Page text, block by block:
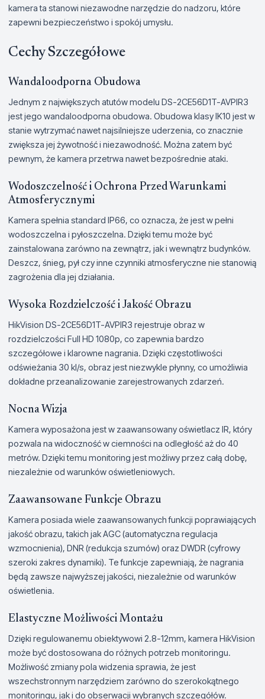
kamera ta stanowi niezawodne narzędzie do nadzoru, które
zapewni bezpieczeństwo i spokój umysłu.
Cechy Szczegółowe
Wandaloodporna Obudowa
Jednym z największych atutów modelu DS-2CE56D1T-AVPIR3
jest jego wandaloodporna obudowa. Obudowa klasy IK10 jest w
stanie wytrzymać nawet najsilniejsze uderzenia, co znacznie
zwiększa jej żywotność i niezawodność. Można zatem być
pewnym, że kamera przetrwa nawet bezpośrednie ataki.
Wodoszczelność i Ochrona Przed Warunkami
Atmosferycznymi
Kamera spełnia standard IP66, co oznacza, że jest w pełni
wodoszczelna i pyłoszczelna. Dzięki temu może być
zainstalowana zarówno na zewnątrz, jak i wewnątrz budynków.
Deszcz, śnieg, pył czy inne czynniki atmosferyczne nie stanowią
zagrożenia dla jej działania.
Wysoka Rozdzielczość i Jakość Obrazu
HikVision DS-2CE56D1T-AVPIR3 rejestruje obraz w
rozdzielczości Full HD 1080p, co zapewnia bardzo
szczegółowe i klarowne nagrania. Dzięki częstotliwości
odświeżania 30 kl/s, obraz jest niezwykle płynny, co umożliwia
dokładne przeanalizowanie zarejestrowanych zdarzeń.
Nocna Wizja
Kamera wyposażona jest w zaawansowany oświetlacz IR, który
pozwala na widoczność w ciemności na odległość aż do 40
metrów. Dzięki temu monitoring jest możliwy przez całą dobę,
niezależnie od warunków oświetleniowych.
Zaawansowane Funkcje Obrazu
Kamera posiada wiele zaawansowanych funkcji poprawiających
jakość obrazu, takich jak AGC (automatyczna regulacja
wzmocnienia), DNR (redukcja szumów) oraz DWDR (cyfrowy
szeroki zakres dynamiki). Te funkcje zapewniają, że nagrania
będą zawsze najwyższej jakości, niezależnie od warunków
oświetlenia.
Elastyczne Możliwości Montażu
Dzięki regulowanemu obiektywowi 2.8-12mm, kamera HikVision
może być dostosowana do różnych potrzeb monitoringu.
Możliwość zmiany pola widzenia sprawia, że jest
wszechstronnym narzędziem zarówno do szerokokątnego
monitoringu, jak i do obserwacji wybranych szczegółów.